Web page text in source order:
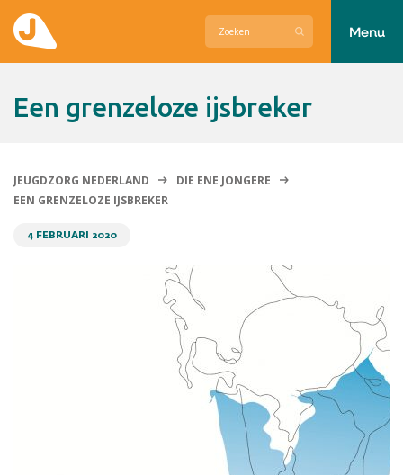
Hier zetten wij ons voor in
Menu
Een grenzeloze ijsbreker
JEUGDZORG NEDERLAND
DIE ENE JONGERE
EEN GRENZELOZE IJSBREKER
4 FEBRUARI 2020